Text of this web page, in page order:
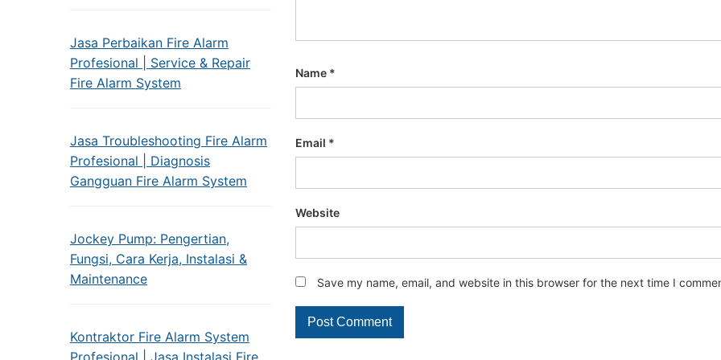
Jasa Perbaikan Fire Alarm
Profesional | Service & Repair
Fire Alarm System
Jasa Troubleshooting Fire Alarm
Profesional | Diagnosis
Gangguan Fire Alarm System
Jockey Pump: Pengertian,
Fungsi, Cara Kerja, Instalasi &
Maintenance
Kontraktor Fire Alarm System
Profesional | Jasa Instalasi Fire
Name *
Email *
Website
Save my name, email, and website in this browser for the next time I